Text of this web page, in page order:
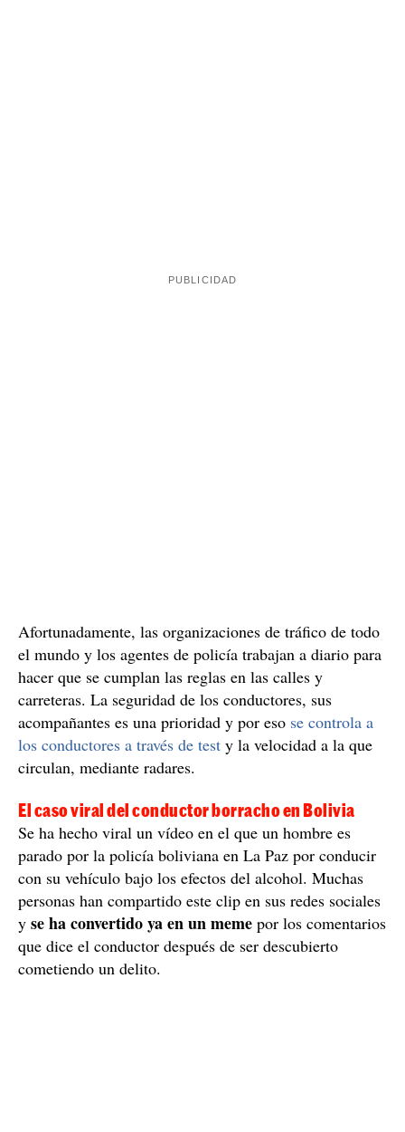
Afortunadamente, las organizaciones de tráfico de todo
el mundo y los agentes de policía trabajan a diario para
hacer que se cumplan las reglas en las calles y
carreteras. La seguridad de los conductores, sus
acompañantes es una prioridad y por eso se controla a
los conductores a través de test y la velocidad a la que
circulan, mediante radares.